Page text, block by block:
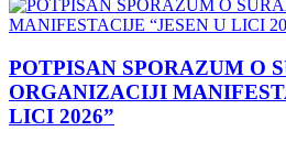
POTPISAN SPORAZUM O
ORGANIZACIJI
LICI 2026”